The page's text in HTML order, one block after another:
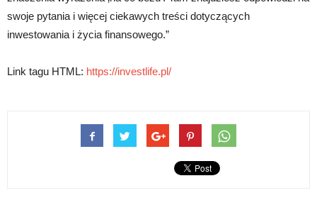
swoje pytania i więcej ciekawych treści dotyczących
inwestowania i życia finansowego.”
Link tagu HTML: https://investlife.pl/